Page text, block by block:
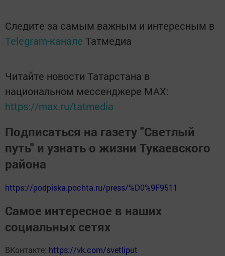
Следите за самым важным и интересным в
Telegram-канале Татмедиа
Читайте новости Татарстана в
национальном мессенджере MАХ:
https://max.ru/tatmedia
Подписаться на газету "Светлый
путь" и узнать о жизни Тукаевского
района
https://podpiska.pochta.ru/press/%D0%9F9511
Самое интересное в наших
социальных сетях
ВКонтакте: https://vk.com/svetliput